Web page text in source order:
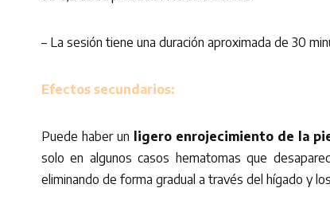
– La sesión tiene una duración aproximada de 30
Efectos secundarios:
Puede haber un ligero enrojecimiento de la
solo en algunos casos hematomas que
eliminando de forma gradual a través del hígado y